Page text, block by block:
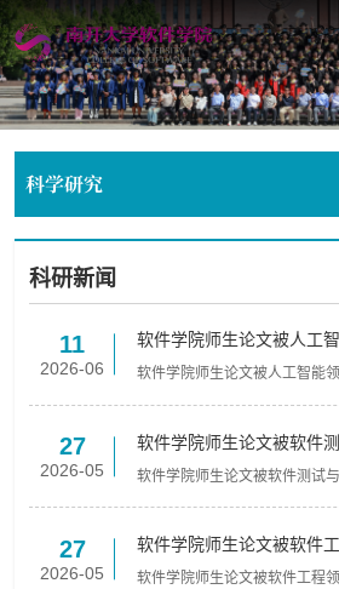
科学研究
科研新闻
11
2026-06
软件学院师生论文被人工
录用
软件学院师生论文被人工智能
States: Solving Abductive
27
2026-05
软件学院师生论文被软件
国际会议 ISSTA 2026录用
软件学院师生论文被软件测试
for I...
27
2026-05
软件学院师生论文被软件
刊 TOSEM 2026录用
软件学院师生论文被软件工程